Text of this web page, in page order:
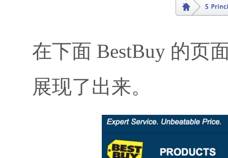
在下面 BestBuy 的页
展现了出来。